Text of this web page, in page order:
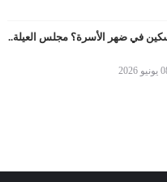
في ضهر الأسرة؟ مجلس العيلة..
2026